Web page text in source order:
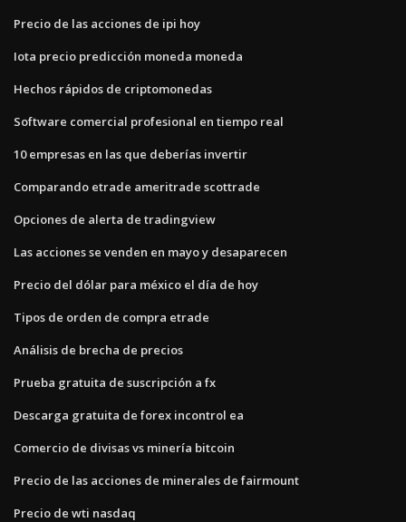
Precio de las acciones de ipi hoy
Iota precio predicción moneda moneda
Hechos rápidos de criptomonedas
Software comercial profesional en tiempo real
10 empresas en las que deberías invertir
Comparando etrade ameritrade scottrade
Opciones de alerta de tradingview
Las acciones se venden en mayo y desaparecen
Precio del dólar para méxico el día de hoy
Tipos de orden de compra etrade
Análisis de brecha de precios
Prueba gratuita de suscripción a fx
Descarga gratuita de forex incontrol ea
Comercio de divisas vs minería bitcoin
Precio de las acciones de minerales de fairmount
Precio de wti nasdaq